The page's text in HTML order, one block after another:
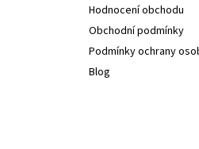
Hodnocení obchodu
Obchodní podmínky
Podmínky ochrany
Blog